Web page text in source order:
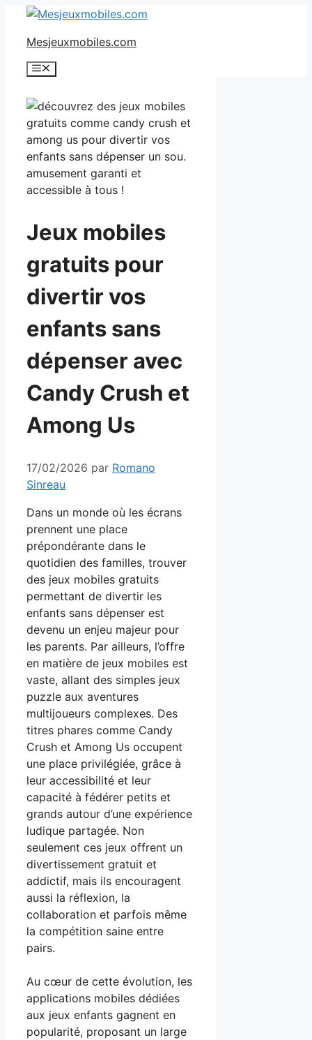
Aller
contenu
Mesjeuxmobiles.com
Menu
Jeux mobiles
gratuits pour
divertir vos
enfants sans
dépenser avec
Candy Crush et
Among Us
17/02/2026 par Romano
Sinreau
Dans un monde où les écrans
prennent une place
prépondérante dans le
quotidien des familles, trouver
des jeux mobiles gratuits
permettant de divertir les
enfants sans dépenser est
devenu un enjeu majeur pour
les parents. Par ailleurs, l’offre
en matière de jeux mobiles est
vaste, allant des simples jeux
puzzle aux aventures
multijoueurs complexes. Des
titres phares comme Candy
Crush et Among Us occupent
une place privilégiée, grâce à
leur accessibilité et leur
capacité à fédérer petits et
grands autour d’une expérience
ludique partagée. Non
seulement ces jeux offrent un
divertissement gratuit et
addictif, mais ils encouragent
aussi la réflexion, la
collaboration et parfois même
la compétition saine entre
pairs.
Au cœur de cette évolution, les
applications mobiles dédiées
aux jeux enfants gagnent en
popularité, proposant un large